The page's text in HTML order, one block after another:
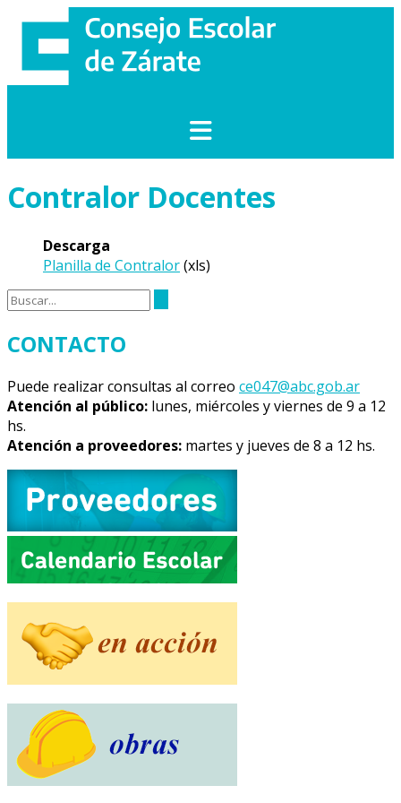
contenido
Contralor Docentes
Descarga
Planilla de Contralor(xls)
CONTACTO
Puede realizar consultas al correo ce047@abc.gob.ar
Atención al público: lunes, miércoles y viernes de 9 a 12
hs.
Atención a proveedores: martes y jueves de 8 a 12 hs.